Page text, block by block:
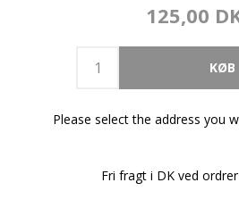
125,00
Please select the address you
Fri fragt i DK ved